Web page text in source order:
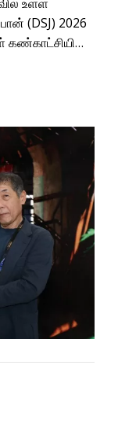
(DSJ) 2026
கண்காட்சியின்
நாங்கள்
பற்றி